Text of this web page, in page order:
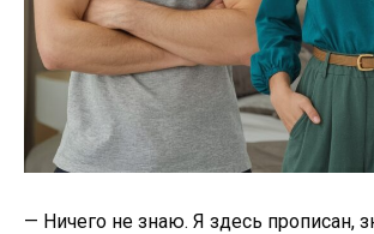
— Ничего не знаю. Я здесь прописан,